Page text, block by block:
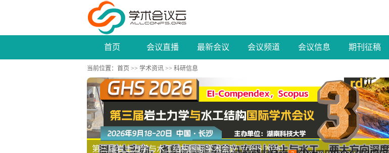
首页 会议直播 最新会议 会议频道 会议信息 期刊征稿
当前位置： 首页 >> 学术资讯 >> 科研信息
第三届岩土力学与水工结构国际学术会议（GHS 2026）